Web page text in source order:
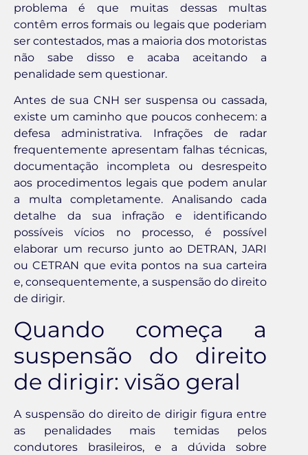
problema é que muitas dessas multas
contêm erros formais ou legais que poderiam
ser contestados, mas a maioria dos motoristas
não sabe disso e acaba aceitando a
penalidade sem questionar.
Antes de sua CNH ser suspensa ou cassada,
existe um caminho que poucos conhecem: a
defesa administrativa. Infrações de radar
frequentemente apresentam falhas técnicas,
documentação incompleta ou desrespeito
aos procedimentos legais que podem anular
a multa completamente. Analisando cada
detalhe da sua infração e identificando
possíveis vícios no processo, é possível
elaborar um recurso junto ao DETRAN, JARI
ou CETRAN que evita pontos na sua carteira
e, consequentemente, a suspensão do direito
de dirigir.
Quando começa a
suspensão do direito
de dirigir: visão geral
A suspensão do direito de dirigir figura entre
as penalidades mais temidas pelos
condutores brasileiros, e a dúvida sobre